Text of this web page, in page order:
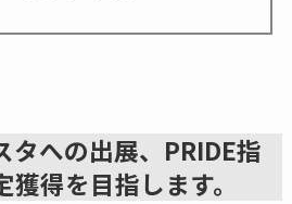
タへの出展、PRIDE指
得を目指します。